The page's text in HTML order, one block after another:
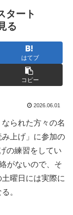
タート
る
はてブ
コピー
2026.06.01
られた方々の名
上げ」に参加の
の練習をしてい
がないので、そ
曜日には実際に
。